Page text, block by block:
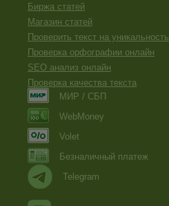
Биржа статей
Магазин статей
Проверить текст на уникальность
Проверка орфографии онлайн
SEO анализ онлайн
Проверка качества текста
МИР / СБП
WebMoney
Volet
Безналичный платеж
Telegram